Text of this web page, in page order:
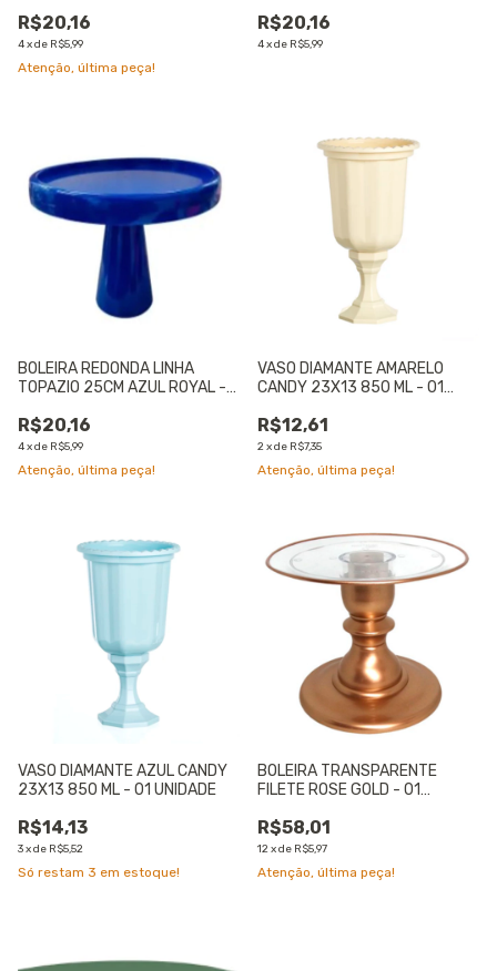
R$20,16
4xde R$5,99
Atenção, última peça!
R$20,16
4xde R$5,99
BOLEIRA REDONDA LINHA
TOPAZIO 25CM AZUL ROYAL -
R$20,16
4xde R$5,99
Atenção, última peça!
VASO DIAMANTE AMARELO
CANDY 23X13 850 ML - 01
R$12,61
2xde R$7,35
Atenção, última peça!
VASO DIAMANTE AZUL CANDY
23X13 850 ML - 01 UNIDADE
R$14,13
3xde R$5,52
Só restam 3 em estoque!
BOLEIRA TRANSPARENTE
FILETE ROSE GOLD - 01
R$58,01
12xde R$5,97
Atenção, última peça!